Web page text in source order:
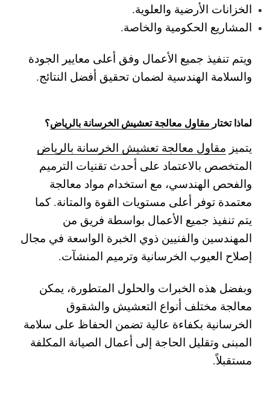
الخزانات الأرضية والعلوية.
المشاريع الحكومية والخاصة.
ويتم تنفيذ جميع الأعمال وفق أعلى معايير الجودة
والسلامة الهندسية لضمان تحقيق أفضل النتائج.
لماذا تختار مقاول معالجة تعشيش الخرسانة بالرياض؟
يتميز مقاول معالجة تعشيش الخرسانة بالرياض
المتخصص بالاعتماد على أحدث تقنيات الترميم
والفحص الهندسي، مع استخدام مواد معالجة
معتمدة توفر أعلى مستويات القوة والمتانة. كما
يتم تنفيذ جميع الأعمال بواسطة فريق من
المهندسين والفنيين ذوي الخبرة الواسعة في مجال
إصلاح العيوب الخرسانية وترميم المنشآت.
وبفضل هذه الخبرات والحلول المتطورة، يمكن
معالجة مختلف أنواع التعشيش والشقوق
الخرسانية بكفاءة عالية تضمن الحفاظ على سلامة
المبنى وتقليل الحاجة إلى أعمال الصيانة المكلفة
مستقبلاً.